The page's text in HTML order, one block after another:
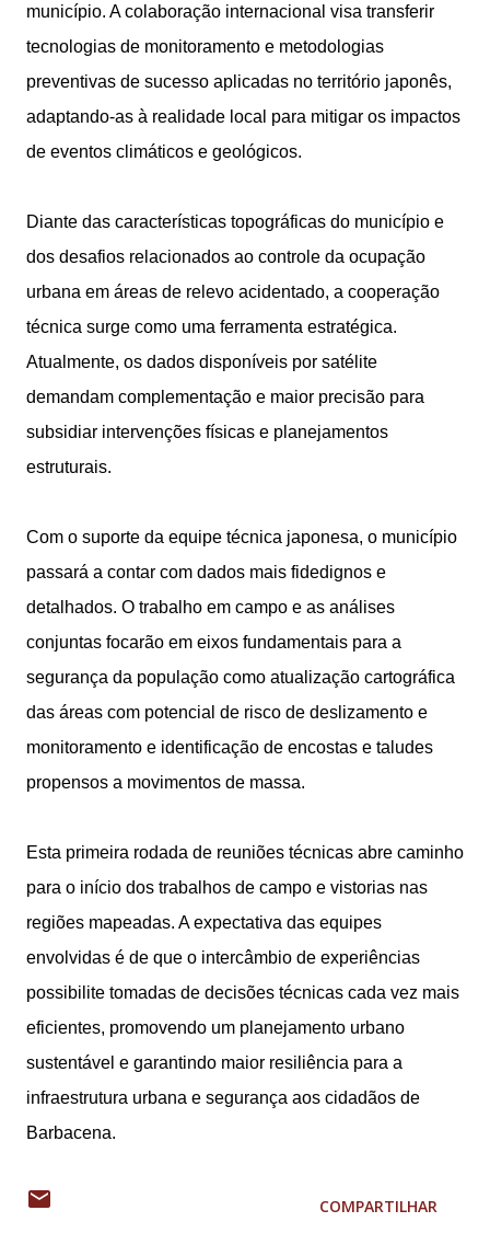
município. A colaboração internacional visa transferir
tecnologias de monitoramento e metodologias
preventivas de sucesso aplicadas no território japonês,
adaptando-as à realidade local para mitigar os impactos
de eventos climáticos e geológicos.
Diante das características topográficas do município e
dos desafios relacionados ao controle da ocupação
urbana em áreas de relevo acidentado, a cooperação
técnica surge como uma ferramenta estratégica.
Atualmente, os dados disponíveis por satélite
demandam complementação e maior precisão para
subsidiar intervenções físicas e planejamentos
estruturais.
Com o suporte da equipe técnica japonesa, o município
passará a contar com dados mais fidedignos e
detalhados. O trabalho em campo e as análises
conjuntas focarão em eixos fundamentais para a
segurança da população como atualização cartográfica
das áreas com potencial de risco de deslizamento e
monitoramento e identificação de encostas e taludes
propensos a movimentos de massa.
Esta primeira rodada de reuniões técnicas abre caminho
para o início dos trabalhos de campo e vistorias nas
regiões mapeadas. A expectativa das equipes
envolvidas é de que o intercâmbio de experiências
possibilite tomadas de decisões técnicas cada vez mais
eficientes, promovendo um planejamento urbano
sustentável e garantindo maior resiliência para a
infraestrutura urbana e segurança aos cidadãos de
Barbacena.
COMPARTILHAR